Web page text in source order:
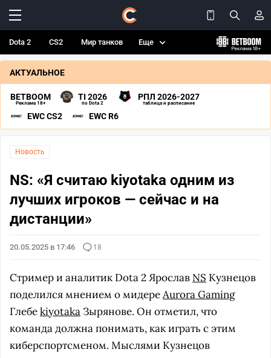
Dota 2 CS2 Мир танков Еще
АКТУАЛЬНОЕ
BETBOOM
Реклама 18+
TI 2026
по Dota 2
РПЛ 2026-2027
таблица и расписание
EWC CS2 EWC R6
Новость
NS: «Я считаю kiyotaka одним из
лучших игроков — сейчас и на
дистанции»
20.05.2025 в 17:46 18
Стример и аналитик Dota 2 Ярослав NS Кузнецов
поделился мнением о мидереAurora Gaming
Глебеkiyotaka Зырянове. Он отметил, что
команда должна понимать, как играть с этим
киберспортсменом. Мыслями Кузнецов